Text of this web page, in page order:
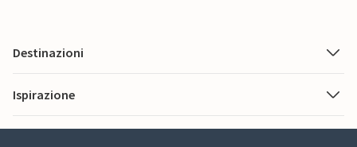
Destinazioni
Ispirazione